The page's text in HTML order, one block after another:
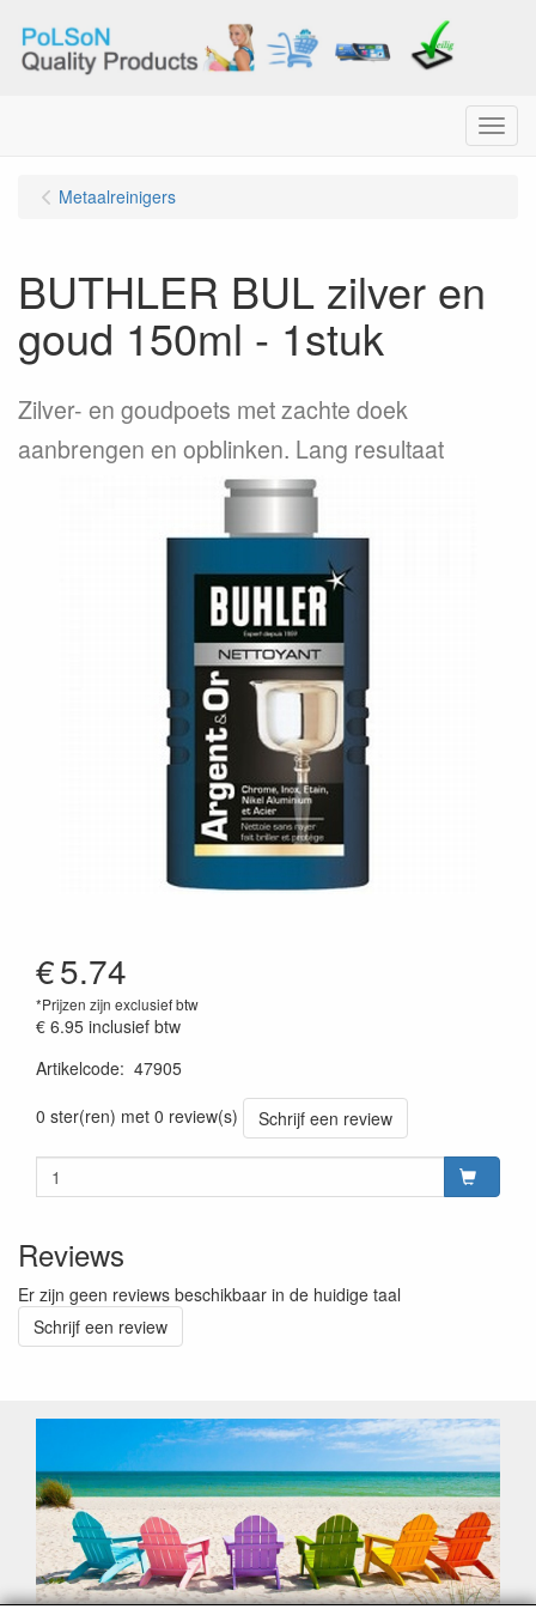
Menu
Metaalreinigers
BUTHLER BUL zilver en
goud 150ml - 1stuk
Zilver- en goudpoets met zachte doek
aanbrengen en opblinken. Lang resultaat
€5.74
*Prijzen zijn exclusief btw
€ 6.95 inclusief btw
Artikelcode: 47905
0 ster(ren) met 0 review(s)
Schrijf een review
Reviews
Er zijn geen reviews beschikbaar in de huidige taal
Schrijf een review